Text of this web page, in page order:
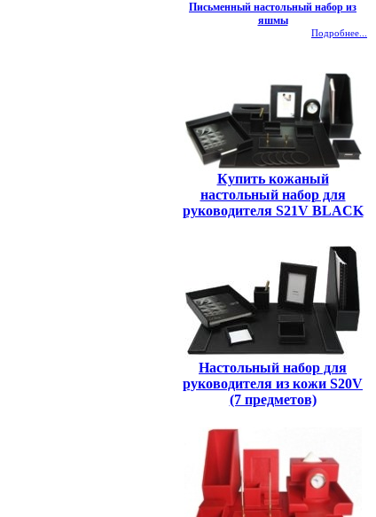
Письменный настольный набор из
яшмы
Подробнее...
Купить кожаный
настольный набор для
руководителя S21V BLACK
Настольный набор для
руководителя из кожи S20V
(7 предметов)